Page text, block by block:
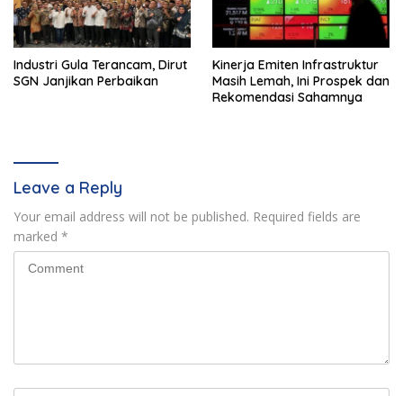
Industri Gula Terancam, Dirut
SGN Janjikan Perbaikan
Kinerja Emiten Infrastruktur
Masih Lemah, Ini Prospek dan
Rekomendasi Sahamnya
Leave a Reply
Your email address will not be published. Required fields are
marked *